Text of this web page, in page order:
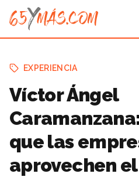
EXPERIENCIA
Víctor Ángel
que las
aprovechen